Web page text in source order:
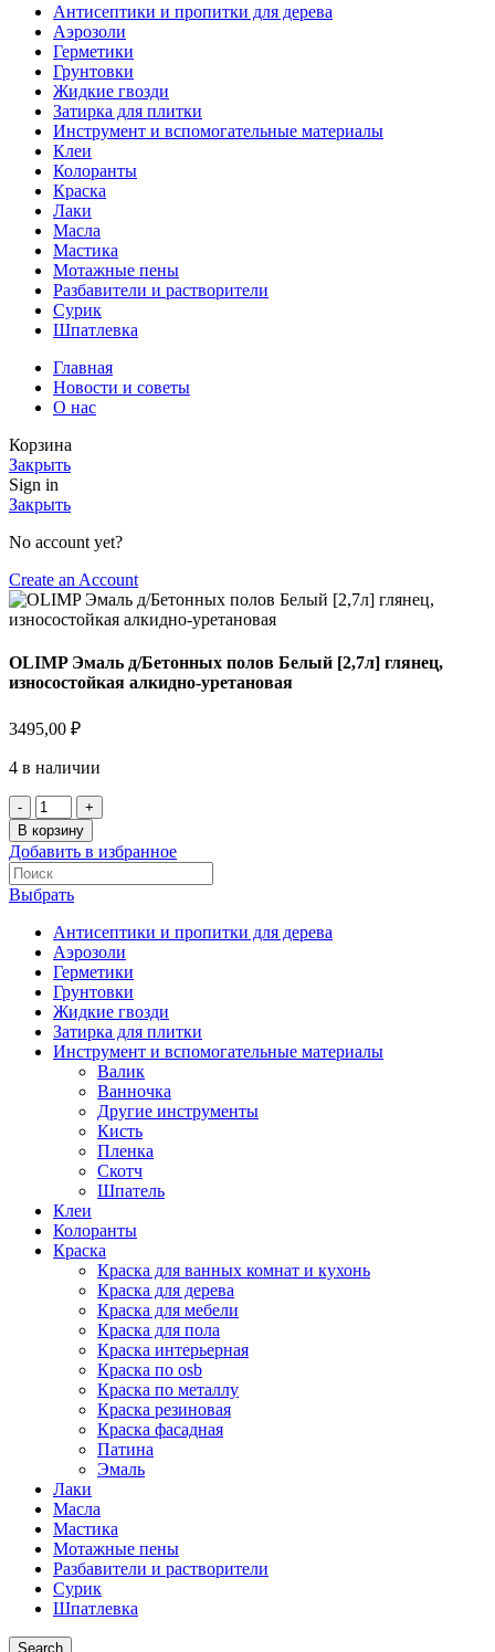
Антисептики и пропитки для дерева
Аэрозоли
Герметики
Грунтовки
Жидкие гвозди
Затирка для плитки
Инструмент и вспомогательные материалы
Клеи
Колоранты
Краска
Лаки
Масла
Мастика
Мотажные пены
Разбавители и растворители
Сурик
Шпатлевка
Главная
Новости и советы
О нас
Корзина
Закрыть
Sign in
Закрыть
No account yet?
Create an Account
OLIMP Эмаль д/Бетонных полов Белый [2,7л] глянец,
износостойкая алкидно-уретановая
3495,00 ₽
4 в наличии
В корзину
Добавить в избранное
Выбрать
Антисептики и пропитки для дерева
Аэрозоли
Герметики
Грунтовки
Жидкие гвозди
Затирка для плитки
Инструмент и вспомогательные материалы
Валик
Ванночка
Другие инструменты
Кисть
Пленка
Скотч
Шпатель
Клеи
Колоранты
Краска
Краска для ванных комнат и кухонь
Краска для дерева
Краска для мебели
Краска для пола
Краска интерьерная
Краска по osb
Краска по металлу
Краска резиновая
Краска фасадная
Патина
Эмаль
Лаки
Масла
Мастика
Мотажные пены
Разбавители и растворители
Сурик
Шпатлевка
Search